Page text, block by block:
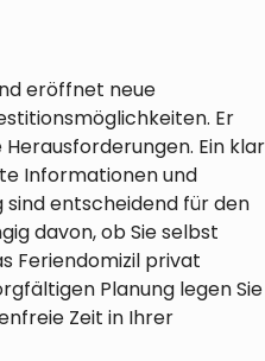
eröffnet neue
Er
Ein klar
Informationen und
entscheidend für den
davon, ob Sie selbst
Feriendomizil privat
Planung legen Sie
Zeit in Ihrer